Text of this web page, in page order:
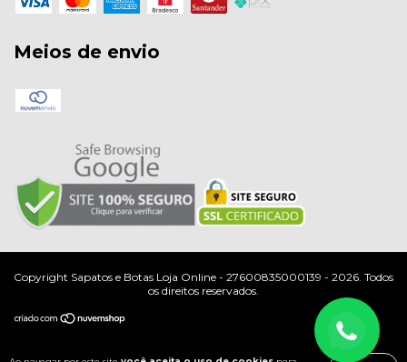
Meios de envio
Copyright Sapatos e Botas Loja Online - 27600835000139 - 2026. Todos
os direitos reservados.